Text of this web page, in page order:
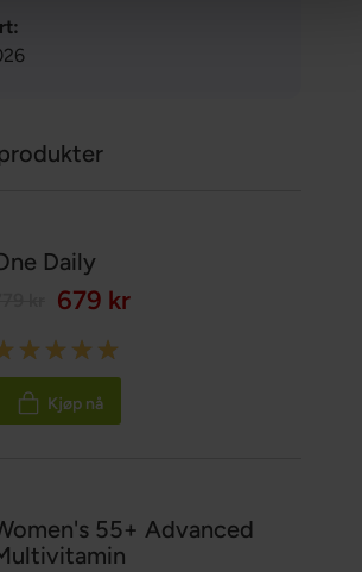
Daily
679 kr
Kjøp nå
55+ Advanced